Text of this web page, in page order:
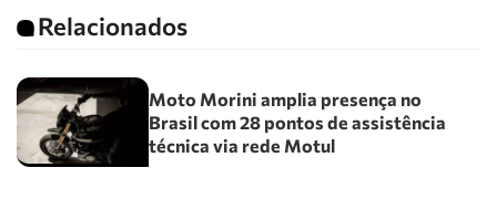
Relacionados
Moto Morini amplia presença no
Brasil com 28 pontos de assistência
técnica via rede Motul